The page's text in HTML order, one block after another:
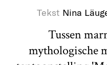
Tekst Nina
Tussen
mythologische